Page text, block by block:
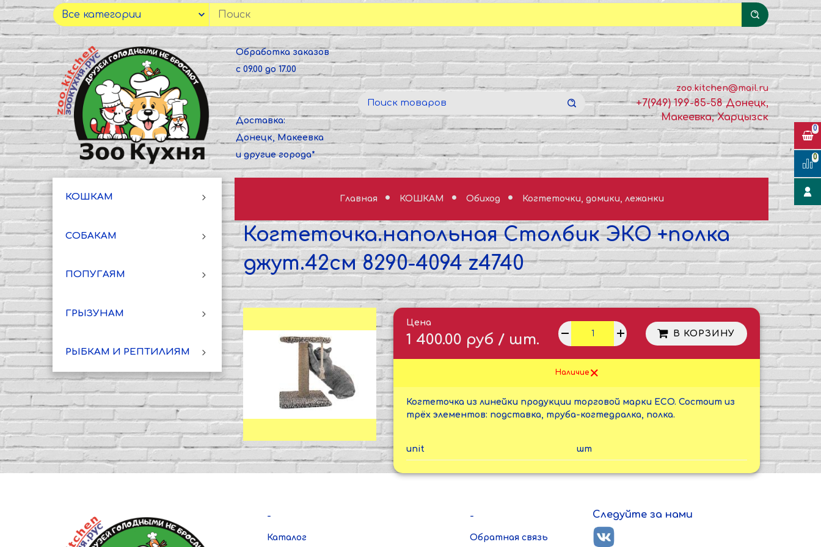
Обработка заказов
с 09.00 до 17.00
Доставка:
Донецк, Макеевка
и другие города*
zoo.kitchen@mail.ru
+7(949) 199-85-58 Донецк,
Макеевка, Харцызск
КОШКАМ
СОБАКАМ
ПОПУГАЯМ
ГРЫЗУНАМ
РЫБКАМ И РЕПТИЛИЯМ
Главная КОШКАМ Обиход Когтеточки, домики, лежанки
Когтеточка.напольная Столбик ЭКО +полка
джут.42см 8290-4094 z4740
Цена
1 400.00 руб / шт. В КОРЗИНУ
Наличие
Когтеточка из линейки продукции торговой марки ECO. Состоит из
трёх элементов: подставка, труба-когтедралка, полка.
unit шт
-
Каталог
-
Обратная связь
Следуйте за нами
0
0